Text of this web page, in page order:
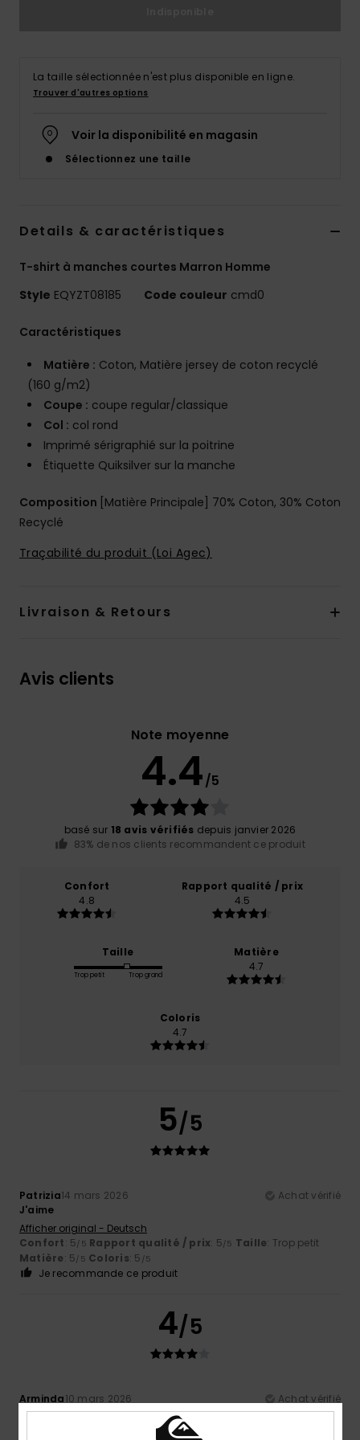
La taille sélectionnée n'est plus disponible en ligne.
Trouver d'autres options
Voir la disponibilité en magasin
Sélectionnez une taille
Details & caractéristiques
T-shirt à manches courtes Marron Homme
Style EQYZT08185 Code couleur cmd0
Caractéristiques
Matière : Coton, Matière jersey de coton recyclé
(160 g/m2)
Coupe : coupe regular/classique
Col : col rond
Imprimé sérigraphié sur la poitrine
Étiquette Quiksilver sur la manche
Composition [Matière Principale] 70% Coton, 30% Coton
Recyclé
Traçabilité du produit (Loi Agec)
Livraison & Retours
Avis clients
Note moyenne
4.4/5
basé sur 18 avis vérifiés depuis janvier 2026
83% de nos clients recommandent ce produit
Confort
4.8
Rapport qualité / prix
4.5
Taille
Trop petit Trop grand
Matière
4.7
Coloris
4.7
5/5
Patrizia14 mars 2026
Achat vérifié
J'aime
Afficher original - Deutsch
Confort: 5/5 Rapport qualité / prix: 5/5 Taille: Trop petit
Matière: 5/5 Coloris: 5 /5
Je recommande ce produit
4/5
Arminda10 mars 2026
Achat vérifié
Super produit :)